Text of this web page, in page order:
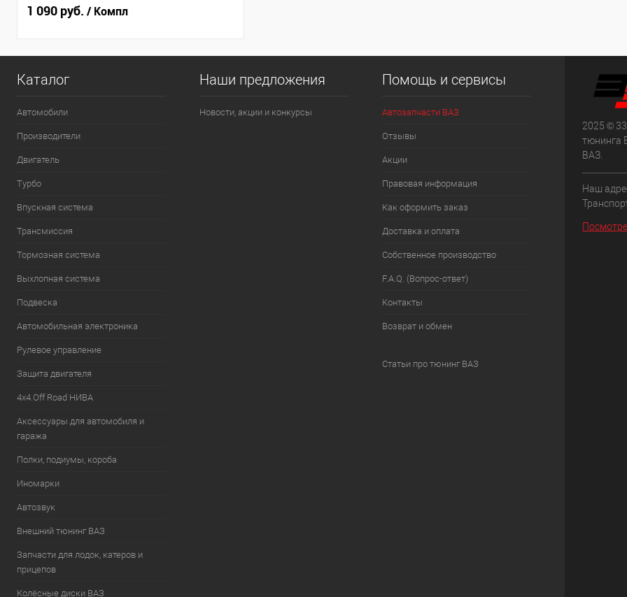
1 090 руб. / Компл
Каталог
Автомобили
Производители
Двигатель
Турбо
Впускная система
Трансмиссия
Тормозная система
Выхлопная система
Подвеска
Автомобильная электроника
Рулевое управление
Защита двигателя
4х4.Off Road НИВА
Аксессуары для автомобиля и
гаража
Полки, подиумы, короба
Иномарки
Автозвук
Внешний тюнинг ВАЗ
Запчасти для лодок, катеров и
прицепов
Колёсные диски ВАЗ
Наши предложения
Новости, акции и конкурсы
Помощь и сервисы
Автозапчасти ВАЗ
Отзывы
Акции
Правовая информация
Как оформить заказ
Доставка и оплата
Собственное производство
F.A.Q. (Вопрос-ответ)
Контакты
Возврат и обмен
Статьи про тюнинг ВАЗ
2025 ©
тюнинга
ВАЗ.
Наш